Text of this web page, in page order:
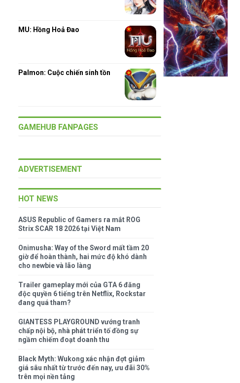
MU: Hồng Hoả Đao
Palmon: Cuộc chiến sinh tồn
GAMEHUB FANPAGES
ADVERTISEMENT
HOT NEWS
ASUS Republic of Gamers ra mắt ROG
Strix SCAR 18 2026 tại Việt Nam
Onimusha: Way of the Sword mất tầm 20
giờ để hoàn thành, hai mức độ khó dành
cho newbie và lão làng
Trailer gameplay mới của GTA 6 đăng
độc quyền 6 tiếng trên Netflix, Rockstar
đang quá tham?
GIANTESS PLAYGROUND vướng tranh
chấp nội bộ, nhà phát triển tố đồng sự
ngầm chiếm đoạt doanh thu
Black Myth: Wukong xác nhận đợt giảm
giá sâu nhất từ trước đến nay, ưu đãi 30%
trên mọi nền tảng